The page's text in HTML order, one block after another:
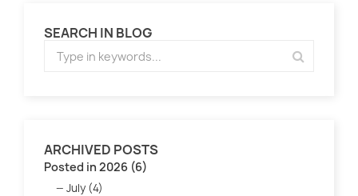
SEARCH IN BLOG
ARCHIVED POSTS
Posted in 2026 (6)
July (4)